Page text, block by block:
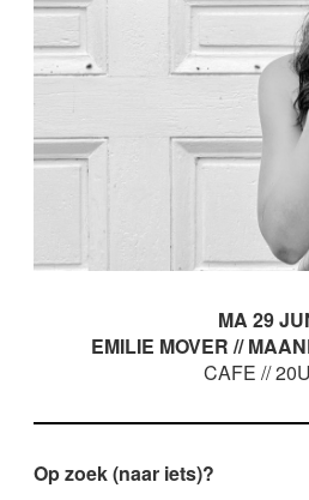
MA 29
EMILIE MOVER //
CAFE //
Op zoek (naar iets)?